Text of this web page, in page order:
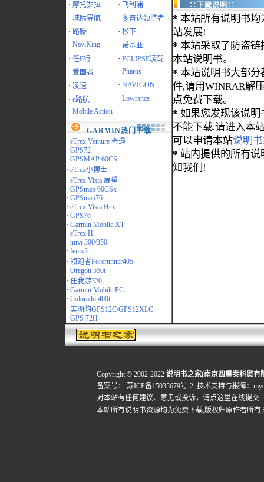
· 摩托罗拉 ·
飞利浦
· 城际导航 · 多普达领航者
· 路滕 · 松下
· NaviKing · 诺基亚
· 任E行 · ECLIPSE凌驾
· 爱国者 · Pharos
· 凌速 · NAVIGON
· e路航 · Lowrance
· Mobile Action
GARMIN热门下载
· eTrex Venture 奇遇
· GPS72
· GPSMAP 60CS
· eTrex小博士
· eTrex Vista 展望
· GPSmap 60CSx
· GPSmap76
· eTrex Vista Hcx
· GPS76
· Garmin Mobile XT
· eTrex H
· nuvi 300/350
· fenix2
· 领跑者Forerunner405
· Oregon 550t
· 任我游320
· Garmin Mobile PC
· Colorado 400t
· 美洲豹GPS12C/GPS12XLC
· GPS 72H
∷下载说明∷
* 本站所有说明书均
站发展!
* 本站采取了防盗链
本站说明书。
* 本站说明书大部分
件,请用WINRAR解
点免费下载。
* 如果您发现该说明
不能下载,请进入本
可以申请本站说明
* 站内提供的所有
知我们!
Copyright © 2002-2022 说明书之家(南京四重奏科贸有
备案号：
苏ICP备15035679号-2 技术支持与报障：
对本站有任何建议、意见或投诉， 请点这里在线提交
本站所有说明书资源均为免费下载,版权归原作者所